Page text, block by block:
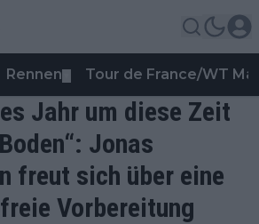
Rennen Tour de France/WT
Jahr um diese Zeit
Jonas
freut sich über eine
Vorbereitung